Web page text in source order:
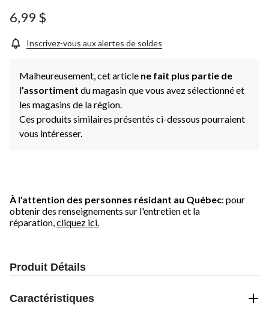
6,99 $
Inscrivez-vous aux alertes de soldes
Malheureusement, cet article ne fait plus partie de
l’assortiment du magasin que vous avez sélectionné et
les magasins de la région.
Ces produits similaires présentés ci-dessous pourraient
vous intéresser.
À l'attention des personnes résidant au Québec: pour
obtenir des renseignements sur l'entretien et la
réparation, cliquez ici.
Produit Détails
Caractéristiques